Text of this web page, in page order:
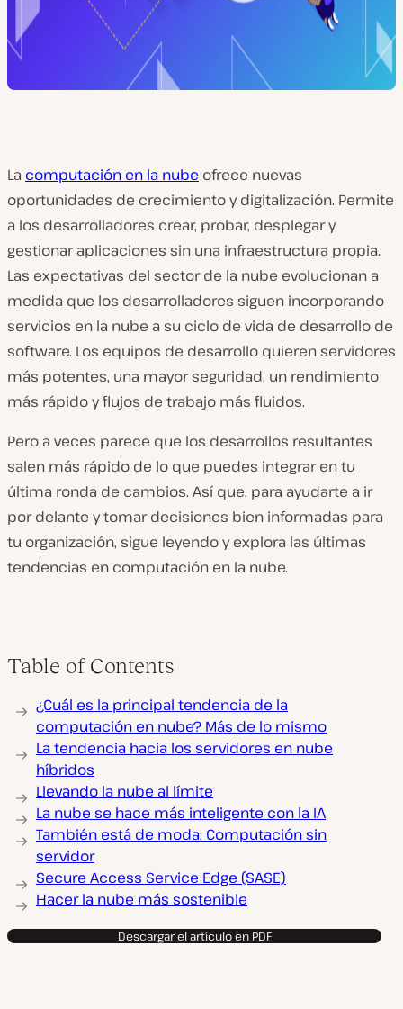
La computación en la nube ofrece nuevas
oportunidades de crecimiento y digitalización. Permite
a los desarrolladores crear, probar, desplegar y
gestionar aplicaciones sin una infraestructura propia.
Las expectativas del sector de la nube evolucionan a
medida que los desarrolladores siguen incorporando
servicios en la nube a su ciclo de vida de desarrollo de
software. Los equipos de desarrollo quieren servidores
más potentes, una mayor seguridad, un rendimiento
más rápido y flujos de trabajo más fluidos.
Pero a veces parece que los desarrollos resultantes
salen más rápido de lo que puedes integrar en tu
última ronda de cambios. Así que, para ayudarte a ir
por delante y tomar decisiones bien informadas para
tu organización, sigue leyendo y explora las últimas
tendencias en computación en la nube.
Table of Contents
¿Cuál es la principal tendencia de la
computación en nube? Más de lo mismo
La tendencia hacia los servidores en nube
híbridos
Llevando la nube al límite
La nube se hace más inteligente con la IA
También está de moda: Computación sin
servidor
Secure Access Service Edge (SASE)
Hacer la nube más sostenible
Descargar el artículo en PDF